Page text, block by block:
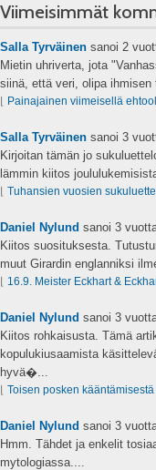
Viimeisimmät
Salla Tyrväinen sanoi 2
Mietin uhriverta, jota
siinä, että veri, olipa
Painajainen viimeisellä
Salla Tyrväinen sanoi 3
Kirjoitan tämän jo
lämmin kiitos
Tuhansien vuosien
Daniel Nylund sanoi 3
Kiitos suosituksesta.
muut Girardin englanniksi
16.9. Meister Eckhart &
Daniel Nylund sanoi 3
Kiitos rohkaisusta. Tämä
kopulukiusaamista
hyvä�...
Toisen posken kääntämisestä
Daniel Nylund sanoi 3
Hmm. Tähdet ja enkelit
mytologiassa....